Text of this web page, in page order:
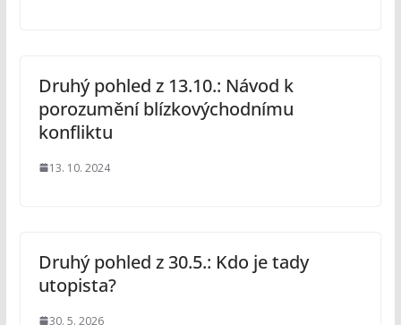
Druhý pohled z 13.10.: Návod k
porozumění blízkovýchodnímu
konfliktu
13. 10. 2024
Druhý pohled z 30.5.: Kdo je tady
utopista?
30. 5. 2026